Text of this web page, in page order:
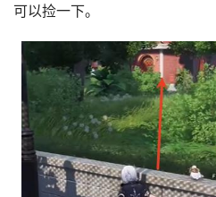
可以捡一下。